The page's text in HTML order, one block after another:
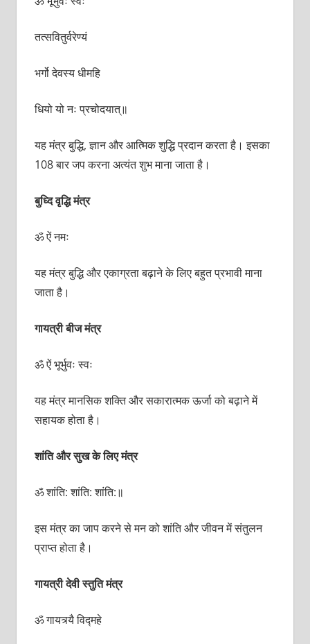
तत्सवितुर्वरेण्यं
भर्गो देवस्य धीमहि
धियो यो नः प्रचोदयात्॥
यह मंत्र बुद्धि, ज्ञान और आत्मिक शुद्धि प्रदान करता है। इसका
108 बार जप करना अत्यंत शुभ माना जाता है।
बुध्दि वृद्धि मंत्र
ॐ ऐं नमः
यह मंत्र बुद्धि और एकाग्रता बढ़ाने के लिए बहुत प्रभावी माना
जाता है।
गायत्री बीज मंत्र
ॐ ऐं भूर्भुवः स्वः
यह मंत्र मानसिक शक्ति और सकारात्मक ऊर्जा को बढ़ाने में
सहायक होता है।
शांति और सुख के लिए मंत्र
ॐ शांति: शांति: शांति:॥
इस मंत्र का जाप करने से मन को शांति और जीवन में संतुलन
प्राप्त होता है।
गायत्री देवी स्तुति मंत्र
ॐ गायत्र्यै विद्महे